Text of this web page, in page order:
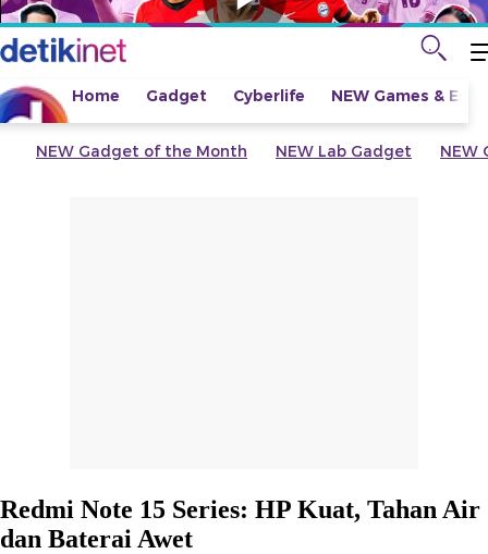
Home Gadget Cyberlife NEW Games &
NEW Gadget of the Month NEW Lab Gadget NEW
Redmi Note 15 Series: HP Kuat, Tahan Air
dan Baterai Awet